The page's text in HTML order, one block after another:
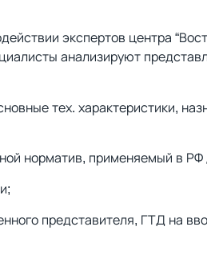
экспертов центра
анализируют
тех. характеристики,
норматив, применяемый в РФ
представителя, ГТД на